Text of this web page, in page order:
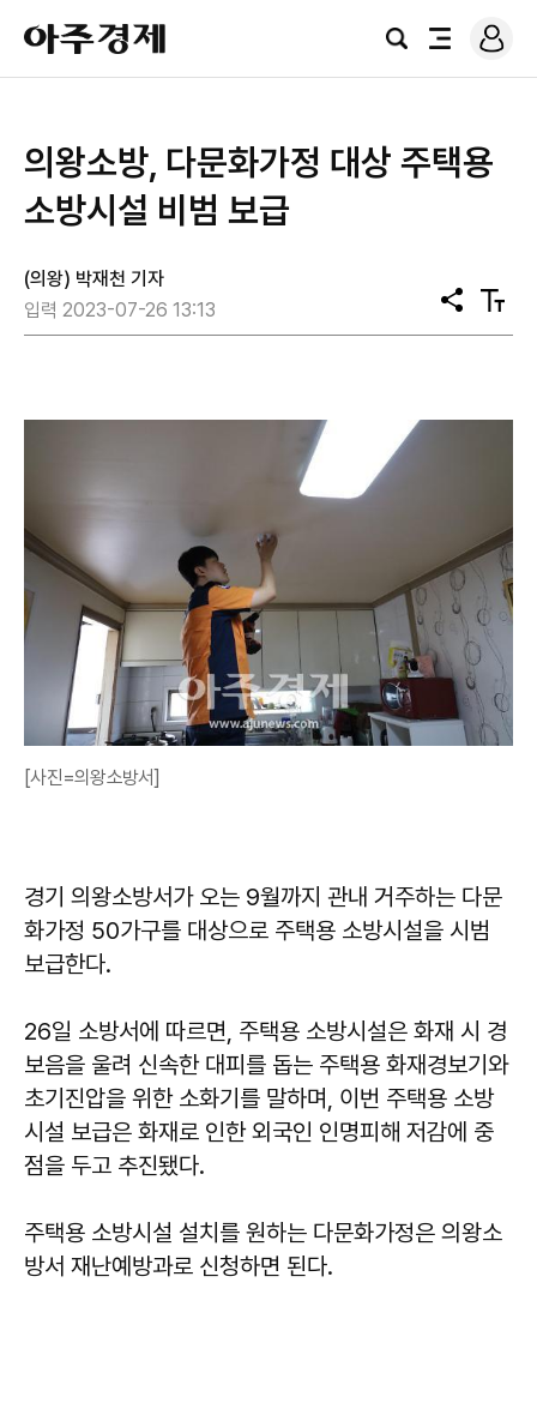
아
주
경
검
전
로
그
의왕소방, 다문화가정 대상 주택용
소방시설 비범 보급
(의왕) 박재천 기자
입력 2023-07-26 13:13
공
유
텍
스
[사진=의왕소방서]
경기 의왕소방서가 오는 9월까지 관내 거주하는 다문
화가정 50가구를 대상으로 주택용 소방시설을 시범
보급한다.
26일 소방서에 따르면, 주택용 소방시설은 화재 시 경
보음을 울려 신속한 대피를 돕는 주택용 화재경보기와
초기진압을 위한 소화기를 말하며, 이번 주택용 소방
시설 보급은 화재로 인한 외국인 인명피해 저감에 중
점을 두고 추진됐다.
주택용 소방시설 설치를 원하는 다문화가정은 의왕소
방서 재난예방과로 신청하면 된다.